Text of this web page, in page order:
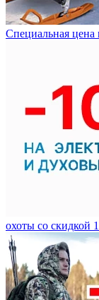
Специальная цена
охоты со скидкой